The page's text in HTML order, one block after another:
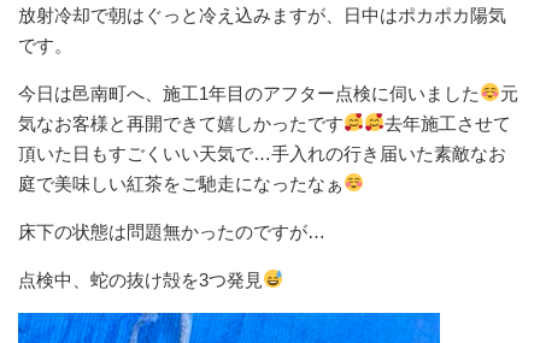
放射冷却で朝はぐっと冷え込みますが、日中はポカポカ陽気
です。
今日は邑南町へ、施工1年目のアフター点検に伺いました
元
気なお客様と再開できて嬉しかったです
去年施工させて
頂いた日もすごくいい天気で…手入れの行き届いた素敵なお
庭で美味しい紅茶をご馳走になったなぁ
床下の状態は問題無かったのですが…
点検中、蛇の抜け殻を3つ発見